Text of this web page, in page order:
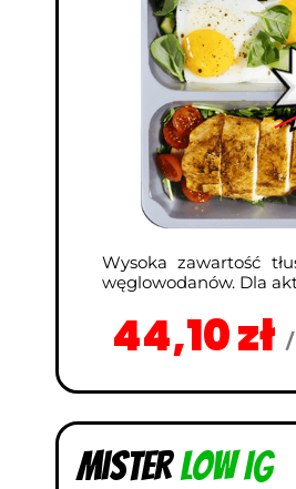
MisterLow IG
44,10 zł
Wysoka zawartość
węglowodanów. Dla